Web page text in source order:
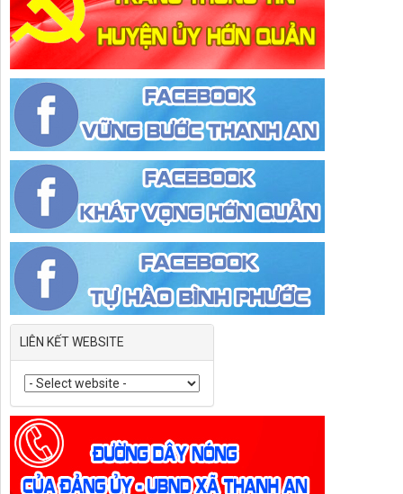
LIÊN KẾT WEBSITE